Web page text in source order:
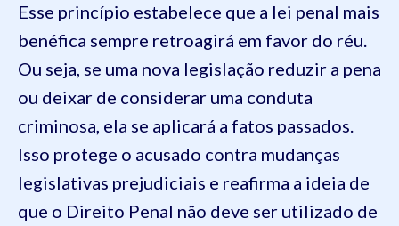
Esse princípio estabelece que a lei penal mais
benéfica sempre retroagirá em favor do réu.
Ou seja, se uma nova legislação reduzir a pena
ou deixar de considerar uma conduta
criminosa, ela se aplicará a fatos passados.
Isso protege o acusado contra mudanças
legislativas prejudiciais e reafirma a ideia de
que o Direito Penal não deve ser utilizado de